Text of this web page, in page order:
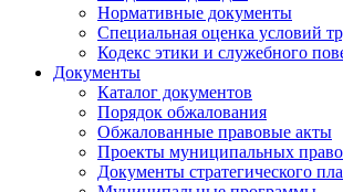
Нормативные документы
Специальная оценка условий
Кодекс этики и служебного
Документы
Каталог документов
Порядок обжалования
Обжалованные правовые акты
Проекты муниципальных
Документы стратегического